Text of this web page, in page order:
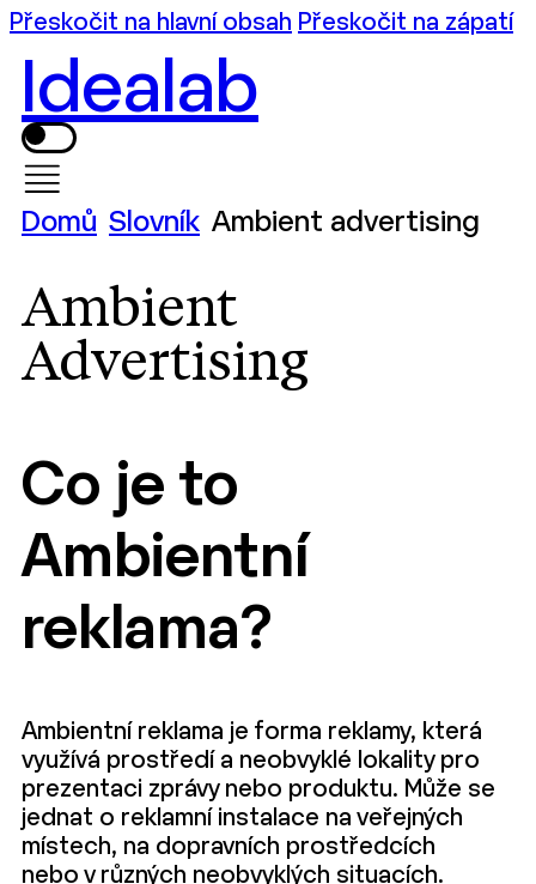
Přeskočit na hlavní obsah Přeskočit na zápatí
Idealab
Domů Slovník Ambient advertising
Ambient
Advertising
Co je to
Ambientní
reklama?
Ambientní reklama je forma reklamy, která
využívá prostředí a neobvyklé lokality pro
prezentaci zprávy nebo produktu. Může se
jednat o reklamní instalace na veřejných
místech, na dopravních prostředcích
nebo v různých neobvyklých situacích.